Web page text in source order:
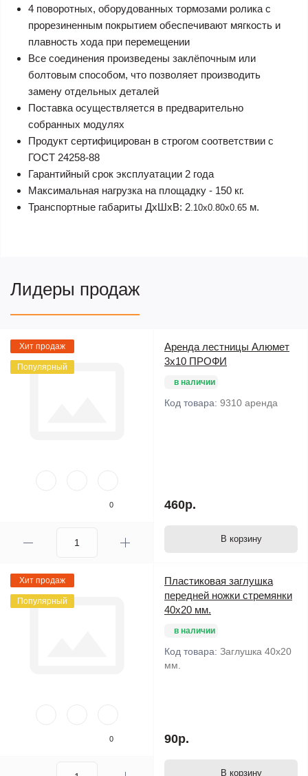
4 поворотных, оборудованных тормозами ролика с
прорезиненным покрытием обеспечивают мягкость и
плавность хода при перемещении
Все соединения произведены заклёпочным или
болтовым способом, что позволяет производить
замену отдельных деталей
Поставка осуществляется в предварительно
собранных модулях
Продукт сертифицирован в строгом соответствии с
ГОСТ 24258-88
Гарантийный срок эксплуатации 2 года
Максимальная нагрузка на площадку - 150 кг.
Транспортные габариты ДxШxВ: 2 .10x0.80x0.65 м.
Лидеры продаж
Хит продаж
Популярный
0
Аренда лестницы Алюмет
3х10 ПРОФИ
в наличии
Код товара: 9310 аренда
460р.
В корзину
Хит продаж
Популярный
0
Пластиковая заглушка
передней ножки стремянки
40х20 мм.
в наличии
Код товара: Заглушка 40х20
мм.
90р.
В корзину